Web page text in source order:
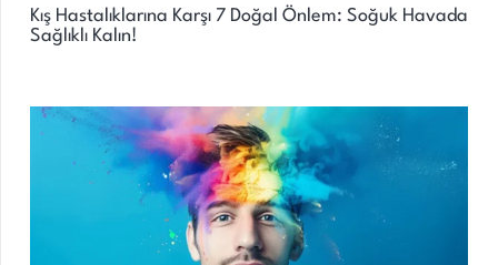
Kış Hastalıklarına Karşı 7 Doğal Önlem: Soğuk Havada
Sağlıklı Kalın!